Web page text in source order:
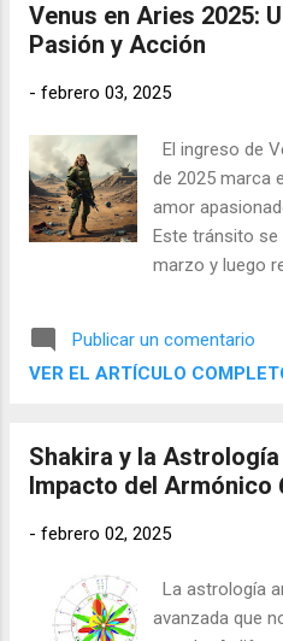
Venus en Aries 2025:
Pasión y Acción
- febrero 03, 2025
El ingreso de
de 2025 marca
amor
Este tránsito se
marzo y luego
abril. ¿Cómo
nivel mundial y
Publicar un comentario
VER EL ARTÍCULO
Shakira y la
Impacto del Armónico
- febrero 02, 2025
La astrología
avanzada que